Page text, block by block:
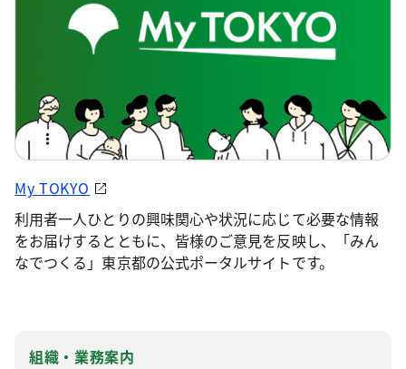
My TOKYO
利用者一人ひとりの興味関心や状況に応じて必要な情報
をお届けするとともに、皆様のご意見を反映し、「みん
なでつくる」東京都の公式ポータルサイトです。
組織・業務案内